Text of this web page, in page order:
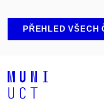
PŘEHLED VŠECH